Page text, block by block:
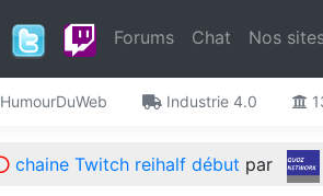
Forums Chat Nos
HumourDuWeb Industrie 4.0
Mes Débuts dans le Twitch Game !